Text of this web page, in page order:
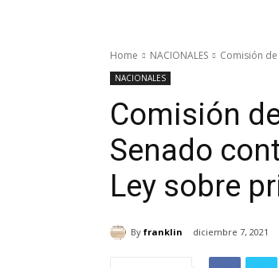
Home NACIONALES Comisión
NACIONALES
Comisión
Senado
Ley sobre
By franklin diciembre 7, 2021